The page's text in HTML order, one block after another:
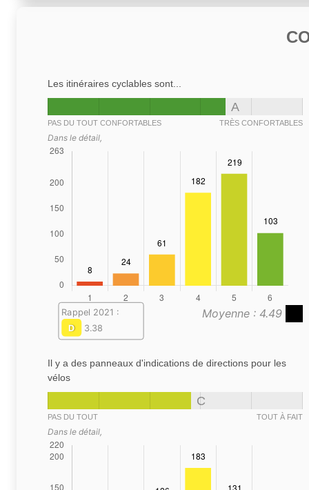
Les itinéraires cyclables sont...
A
PAS DU TOUT CONFORTABLES TRÈS CONFORTABLES
Dans le détail,
Moyenne : 4.49
Rappel 2021 :
D
3.38
Il y a des panneaux d'indications de directions pour les
vélos
C
PAS DU TOUT TOUT À FAIT
Dans le détail,